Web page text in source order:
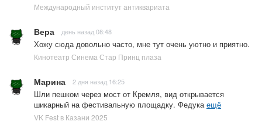
Международный институт антиквариата
Вера день назад 08:48
Хожу сюда довольно часто, мне тут очень уютно и приятно.
Кинотеатр Синема Стар Принц плаза
Марина 2 дня назад 16:25
Шли пешком через мост от Кремля, вид открывается
шикарный на фестивальную площадку. Федукаещё
VK Fest в Казани 2025